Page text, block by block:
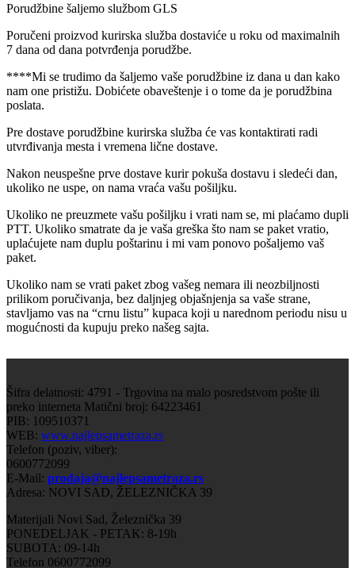
Porudžbine šaljemo službom GLS
Poručeni proizvod kurirska služba dostaviće u roku od maximalnih
7 dana od dana potvrđenja porudžbe.
****Mi se trudimo da šaljemo vaše porudžbine iz dana u dan kako
nam one pristižu. Dobićete obaveštenje i o tome da je porudžbina
poslata.
Pre dostave porudžbine kurirska služba će vas kontaktirati radi
utvrđivanja mesta i vremena lične dostave.
Nakon neuspešne prve dostave kurir pokuša dostavu i sledeći dan,
ukoliko ne uspe, on nama vraća vašu pošiljku.
Ukoliko ne preuzmete vašu pošiljku i vrati nam se, mi plaćamo dupli
PTT. Ukoliko smatrate da je vaša greška što nam se paket vratio,
uplaćujete nam duplu poštarinu i mi vam ponovo pošaljemo vaš
paket.
Ukoliko nam se vrati paket zbog vašeg nemara ili neozbiljnosti
prilikom poručivanja, bez daljnjeg objašnjenja sa vaše strane,
stavljamo vas na “crnu listu” kupaca koji u narednom periodu nisu u
mogućnosti da kupuju preko našeg sajta.
Šifra delatnosti: 4791 - Trgovina na malo posredstvom pošte ili
preko interneta Matični broj: 64223461
PIB: 109510371
WEB: www.najlepsametraza.rs
Telefon (poziv, viber):
0600772099
E-Mail: prodaja@najlepsametraza.rs
Adresa: NOVI SAD, ŽELEZNIČKA 39
Materijali Novi Sad, Železnička 39
PONEDELJAK - PETAK: 8-19h
SUBOTA: 09-14h
Telefon 0600772099